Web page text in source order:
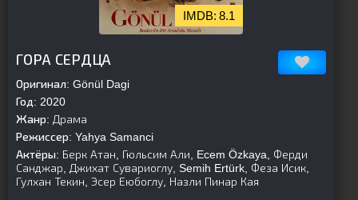
8.1
ГОРА СЕРДЦА
Оригинал: Gönül Dagi
Год: 2020
Жанр: Драма
Режиссер: Yahya Samanci
Актёры: Берк Атан, Гюльсим Али, Ecem Özkaya, Ферди
Санджар, Джихат Сувариоглу, Semih Ertürk, Феза Исик,
Гулхан Текин, Эсер Еюбоглу, Назли Пинар Кая